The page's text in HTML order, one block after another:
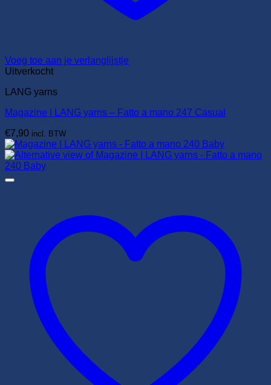
Voeg toe aan je verlanglijstje
Uitverkocht
LANG yarns
Magazine | LANG yarns – Fatto a mano 247 Casual
€7,90 incl. BTW